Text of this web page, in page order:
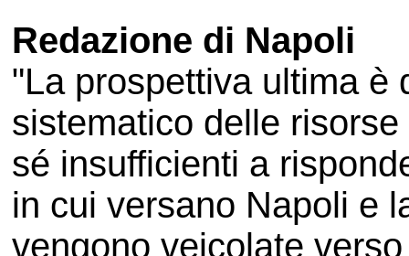
Redazione di Napoli
"La prospettiva ultima è
sistematico delle
sé insufficienti a
in cui versano Napoli e
vengono veicolate